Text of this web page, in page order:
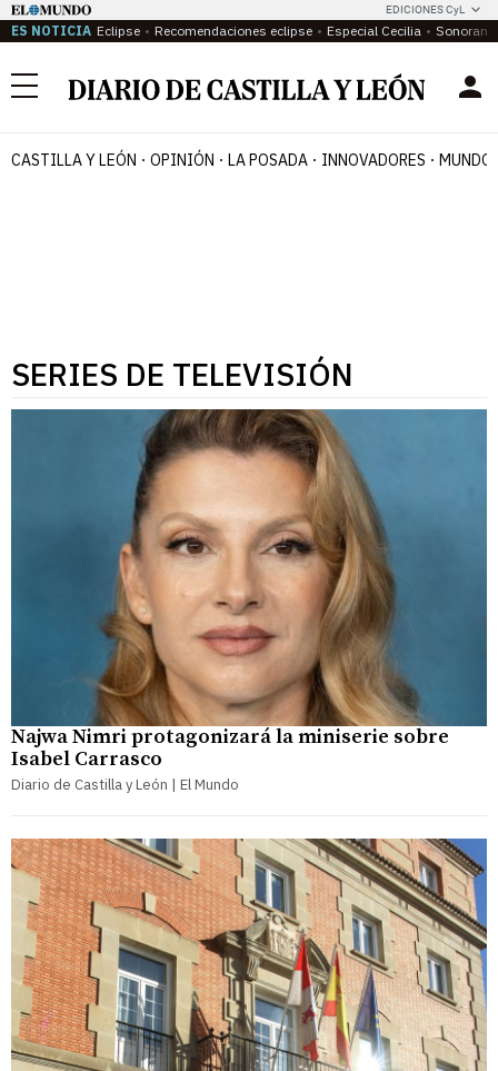
EDICIONES CyL
ES NOTICIA Eclipse Recomendaciones eclipse Especial Cecilia
Menú
CASTILLA Y LEÓN OPINIÓN LA POSADA INNOVADORES MUNDO
SERIES DE TELEVISIÓN
Najwa Nimri protagonizará la miniserie sobre
Isabel Carrasco
Diario de Castilla y León | El Mundo